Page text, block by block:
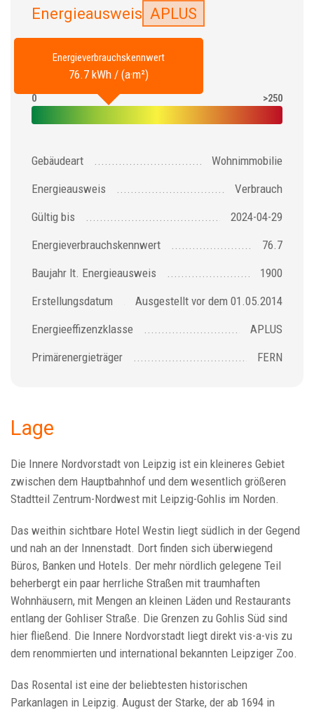
Energieausweis APLUS
Energieverbrauchskennwert
76.7 kWh / (a·m²)
0 >250
Gebäudeart
Wohnimmobilie
Energieausweis
Verbrauch
Gültig bis
2024-04-29
Energieverbrauchskennwert
76.7
Baujahr lt. Energieausweis
1900
Erstellungsdatum
Ausgestellt vor dem 01.05.2014
Energieeffizenzklasse
APLUS
Primärenergieträger
FERN
Lage
Die Innere Nordvorstadt von Leipzig ist ein kleineres Gebiet
zwischen dem Hauptbahnhof und dem wesentlich größeren
Stadtteil Zentrum-Nordwest mit Leipzig-Gohlis im Norden.
Das weithin sichtbare Hotel Westin liegt südlich in der Gegend
und nah an der Innenstadt. Dort finden sich überwiegend
Büros, Banken und Hotels. Der mehr nördlich gelegene Teil
beherbergt ein paar herrliche Straßen mit traumhaften
Wohnhäusern, mit Mengen an kleinen Läden und Restaurants
entlang der Gohliser Straße. Die Grenzen zu Gohlis Süd sind
hier fließend. Die Innere Nordvorstadt liegt direkt vis-a-vis zu
dem renommierten und international bekannten Leipziger Zoo.
Das Rosental ist eine der beliebtesten historischen
Parkanlagen in Leipzig. August der Starke, der ab 1694 in